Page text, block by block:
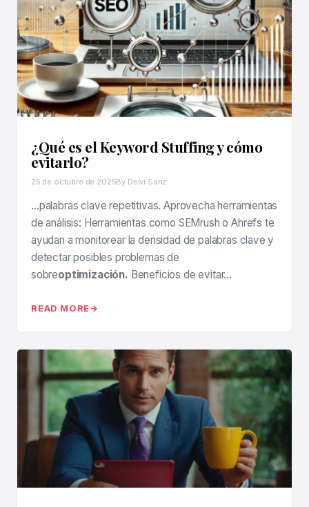
¿Qué es el Keyword Stuffing y cómo
evitarlo?
25 de octubre de 2025By Deivi Sanz
…palabras clave repetitivas. Aprovecha herramientas
de análisis: Herramientas como SEMrush o Ahrefs te
ayudan a monitorear la densidad de palabras clave y
detectar posibles problemas de
sobreoptimización. Beneficios de evitar…
READ MORE